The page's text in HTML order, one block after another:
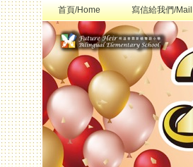
首頁/Home 寫信給我們/Mail